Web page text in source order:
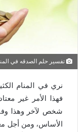
تفسير حلم الصدقه في
نري في المنام
فهذا الأمر غير
شخص لآخر وهذا
الأساس، ومن أجل